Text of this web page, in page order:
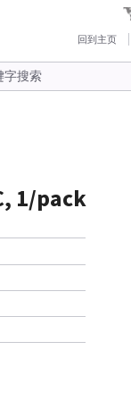
回到主页
1/pack